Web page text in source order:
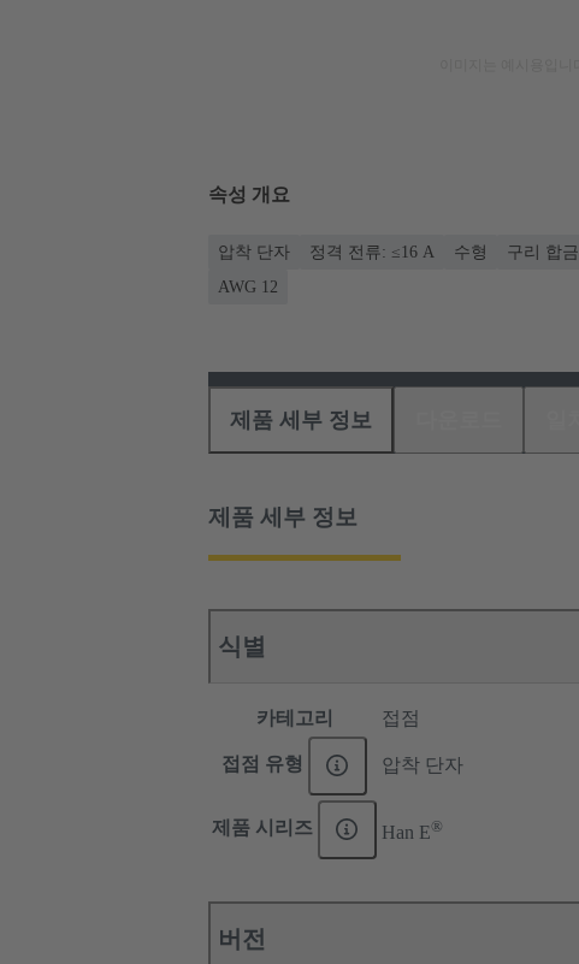
속성 개요
압착 단자 정격 전류: ≤16 A 수형 구리 합금
AWG 12
제품 세부 정보
제품 세부 정보
식별
카테고리 접점
접점 유형 압착 단자
제품 시리즈 Han E®
버전